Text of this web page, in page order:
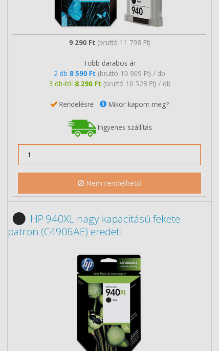
9 290 Ft (bruttó 11 798 Ft)
Több darabos ár
2 db 8 590 Ft (bruttó 10 909 Ft) / db
3 db-tól 8 290 Ft (bruttó 10 528 Ft) / db
Rendelésre Mikor kapom meg?
Ingyenes szállítás
Nem rendelhető
HP 940XL nagy kapacitású fekete
patron (C4906AE) eredeti